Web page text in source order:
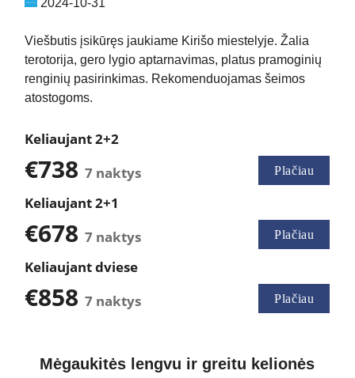
2024-10-31
Viešbutis įsikūręs jaukiame Kirišo miestelyje. Žalia
terotorija, gero lygio aptarnavimas, platus pramoginių
renginių pasirinkimas. Rekomenduojamas šeimos
atostogoms.
Keliaujant 2+2
€738 7 naktys Plačiau
Keliaujant 2+1
€6787 naktys Plačiau
Keliaujant dviese
€858 7 naktys Plačiau
Mėgaukitės lengvu ir greitu kelionės